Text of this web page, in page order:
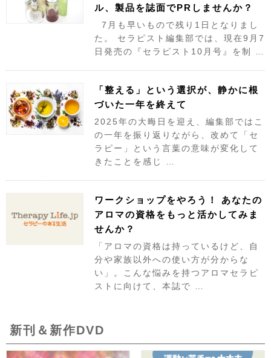
ル、製品を誌面でPRしませんか？
7月も早いもので残り1日となりまし
た。 セラピスト編集部では、現在9月7
日発売の『セラピスト10月号』を制 …
「整える」という選択が、静かに根
づいた一年を終えて
2025年の大晦日を迎え、編集部ではこ
の一年を振り返りながら、改めて「セ
ラピー」という言葉の意味が変化して
きたことを感じ …
ワークショップをやろう！ あなたの
アロマの資格をもっと活かしてみま
せんか？
「アロマの資格は持っているけど、自
分や家族以外への使い方が分からな
い」。こんな悩みを持つアロマセラピ
ストに向けて、本誌で …
新刊＆新作DVD